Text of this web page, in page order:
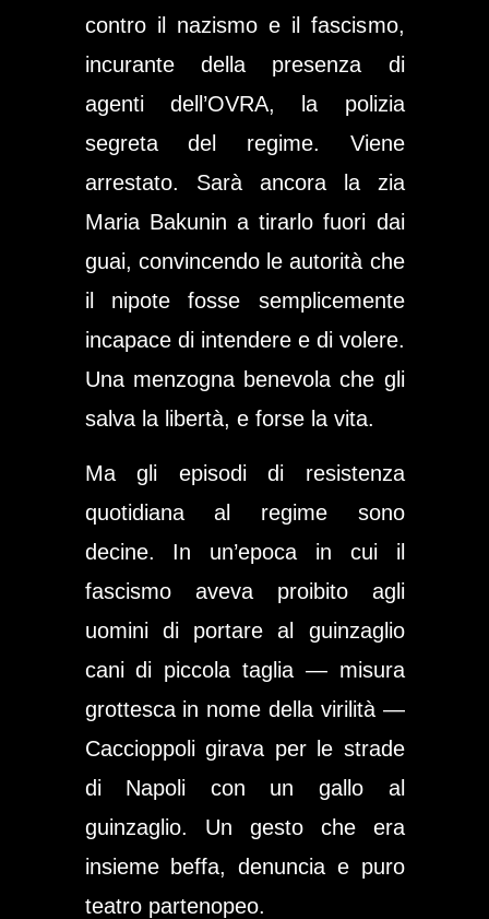
contro il nazismo e il fascismo,
incurante della presenza di
agenti dell’OVRA, la polizia
segreta del regime. Viene
arrestato. Sarà ancora la zia
Maria Bakunin a tirarlo fuori dai
guai, convincendo le autorità che
il nipote fosse semplicemente
incapace di intendere e di volere.
Una menzogna benevola che gli
salva la libertà, e forse la vita.
Ma gli episodi di resistenza
quotidiana al regime sono
decine. In un’epoca in cui il
fascismo aveva proibito agli
uomini di portare al guinzaglio
cani di piccola taglia — misura
grottesca in nome della virilità —
Caccioppoli girava per le strade
di Napoli con un gallo al
guinzaglio. Un gesto che era
insieme beffa, denuncia e puro
teatro partenopeo.